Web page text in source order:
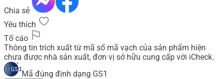
Chia sẻ
Yêu thích
Tố cáo
Thông tin trích xuất từ mã số mã vạch của sản phẩm hiện
chưa được nhà sản xuất, đơn vị sở hữu cung cấp với iCheck.
Mã đúng định dạng GS1